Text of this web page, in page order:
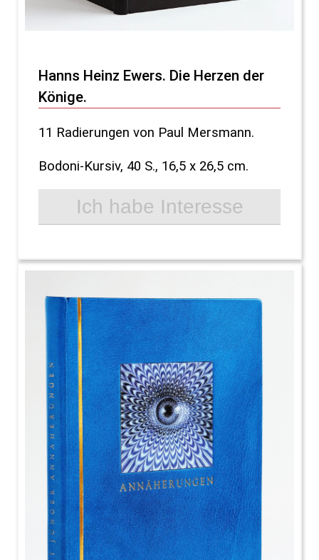
Hanns Heinz Ewers. Die Herzen der
Könige.
11 Radierungen von Paul Mersmann.
Bodoni-Kursiv, 40 S., 16,5 x 26,5 cm.